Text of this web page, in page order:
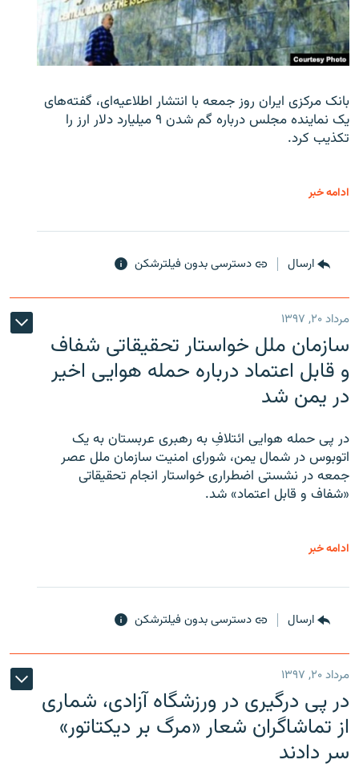
بانک مرکزی ایران روز جمعه با انتشار اطلاعیه‌ای، گفته‌های
یک نماینده مجلس درباره گم شدن ۹ میلیارد دلار ارز را
تکذیب کرد.
ادامه خبر
ارسال دسترسی بدون فیلترشکن
مرداد ۲۰, ۱۳۹۷
سازمان ملل خواستار تحقیقاتی شفاف
و قابل اعتماد درباره حمله هوایی اخیر
در یمن شد
در پی حمله هوایی ائتلافِ به رهبری عربستان به یک
اتوبوس در شمال یمن، شورای امنیت سازمان ملل عصر
جمعه در نشستی اضطراری خواستار انجام تحقیقاتی
«شفاف و قابل اعتماد» شد.
ادامه خبر
ارسال دسترسی بدون فیلترشکن
مرداد ۲۰, ۱۳۹۷
در پی درگیری در ورزشگاه آزادی، شماری
از تماشاگران شعار «مرگ بر دیکتاتور»
سر دادند